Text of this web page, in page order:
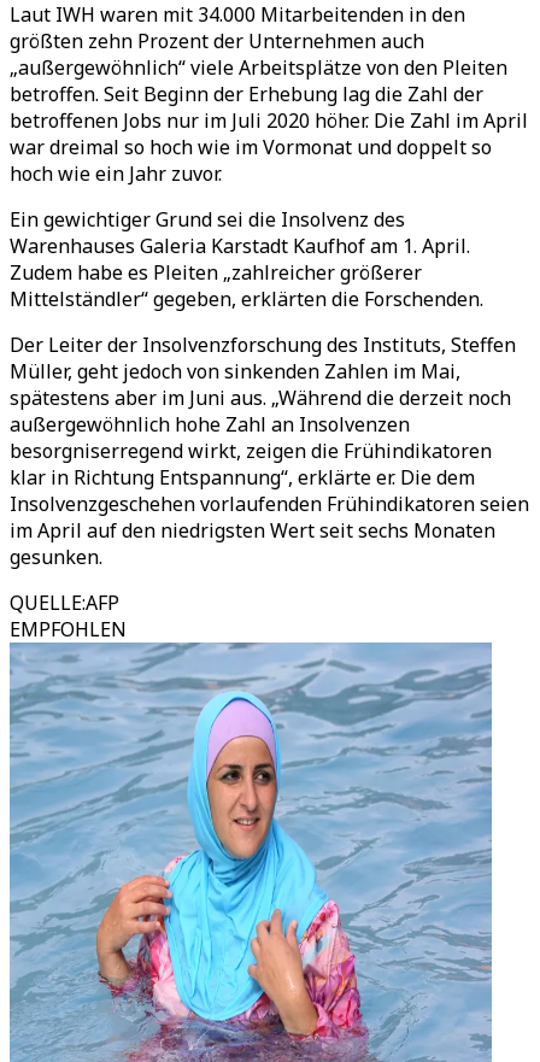
Laut IWH waren mit 34.000 Mitarbeitenden in den
größten zehn Prozent der Unternehmen auch
„außergewöhnlich“ viele Arbeitsplätze von den Pleiten
betroffen. Seit Beginn der Erhebung lag die Zahl der
betroffenen Jobs nur im Juli 2020 höher. Die Zahl im April
war dreimal so hoch wie im Vormonat und doppelt so
hoch wie ein Jahr zuvor.
Ein gewichtiger Grund sei die Insolvenz des
Warenhauses Galeria Karstadt Kaufhof am 1. April.
Zudem habe es Pleiten „zahlreicher größerer
Mittelständler“ gegeben, erklärten die Forschenden.
Der Leiter der Insolvenzforschung des Instituts, Steffen
Müller, geht jedoch von sinkenden Zahlen im Mai,
spätestens aber im Juni aus. „Während die derzeit noch
außergewöhnlich hohe Zahl an Insolvenzen
besorgniserregend wirkt, zeigen die Frühindikatoren
klar in Richtung Entspannung“, erklärte er. Die dem
Insolvenzgeschehen vorlaufenden Frühindikatoren seien
im April auf den niedrigsten Wert seit sechs Monaten
gesunken.
QUELLE:AFP
EMPFOHLEN